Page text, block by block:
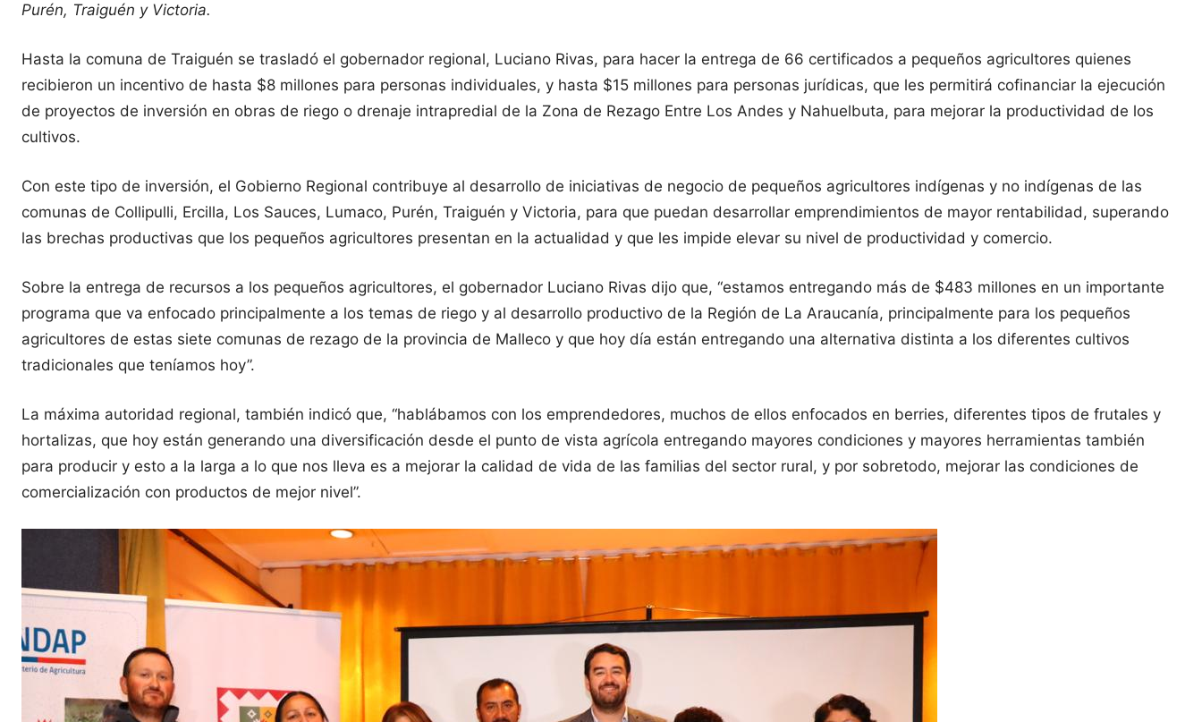
Purén, Traiguén y Victoria.
Hasta la comuna de Traiguén se trasladó el gobernador regional, Luciano Rivas, para hacer la entrega de 66 certificados a pequeños agricultores quienes
recibieron un incentivo de hasta $8 millones para personas individuales, y hasta $15 millones para personas jurídicas, que les permitirá cofinanciar la ejecución
de proyectos de inversión en obras de riego o drenaje intrapredial de la Zona de Rezago Entre Los Andes y Nahuelbuta, para mejorar la productividad de los
cultivos.
Con este tipo de inversión, el Gobierno Regional contribuye al desarrollo de iniciativas de negocio de pequeños agricultores indígenas y no indígenas de las
comunas de Collipulli, Ercilla, Los Sauces, Lumaco, Purén, Traiguén y Victoria, para que puedan desarrollar emprendimientos de mayor rentabilidad, superando
las brechas productivas que los pequeños agricultores presentan en la actualidad y que les impide elevar su nivel de productividad y comercio.
Sobre la entrega de recursos a los pequeños agricultores, el gobernador Luciano Rivas dijo que, “estamos entregando más de $483 millones en un importante
programa que va enfocado principalmente a los temas de riego y al desarrollo productivo de la Región de La Araucanía, principalmente para los pequeños
agricultores de estas siete comunas de rezago de la provincia de Malleco y que hoy día están entregando una alternativa distinta a los diferentes cultivos
tradicionales que teníamos hoy”.
La máxima autoridad regional, también indicó que, “hablábamos con los emprendedores, muchos de ellos enfocados en berries, diferentes tipos de frutales y
hortalizas, que hoy están generando una diversificación desde el punto de vista agrícola entregando mayores condiciones y mayores herramientas también
para producir y esto a la larga a lo que nos lleva es a mejorar la calidad de vida de las familias del sector rural, y por sobretodo, mejorar las condiciones de
comercialización con productos de mejor nivel”.